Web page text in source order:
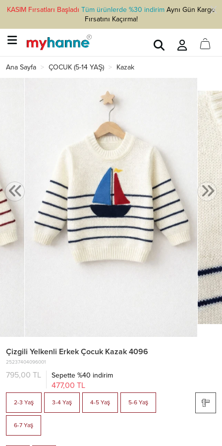
KASIM Fırsatları Başladı Tüm ürünlerde %30 indirimAynı Gün Kargo
Fırsatını Kaçırma!
Ana Sayfa ÇOCUK (5-14 YAŞ) Kazak
Çizgili Yelkenli Erkek Çocuk Kazak 4096
25237404096001
795,00 TL Sepette %40 indirim
477,00 TL
2-3 Yaş 3-4 Yaş 4-5 Yaş 5-6 Yaş
6-7 Yaş